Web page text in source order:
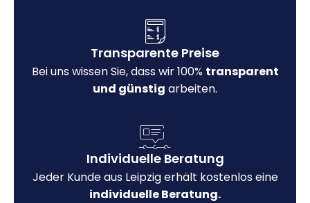
Transparente Preise
Bei uns wissen Sie, dass wir 100% transparent
und günstig arbeiten.
Individuelle Beratung
Jeder Kunde aus Leipzig erhält kostenlos eine
individuelle Beratung.